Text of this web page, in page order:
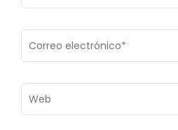
Correo
electrónico*
Web